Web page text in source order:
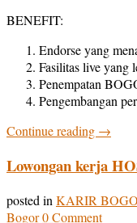
BENEFIT:
Endorse yang
Fasilitas live yang
Penempatan
Pengembangan
Continue reading →
Lowongan kerja
posted in KARIR
Bogor0 Comment